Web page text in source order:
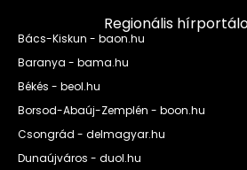
Regionális
Bács-Kiskun - baon.hu
Baranya - bama.hu
Békés - beol.hu
Borsod-Abaúj-Zemplén - boon.hu
Csongrád - delmagyar.hu
Dunaújváros - duol.hu